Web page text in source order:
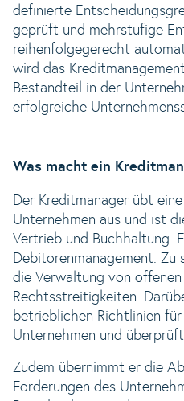
definierte
geprüft und mehrstufige
reihenfolgegerecht
wird das
Bestandteil in der
erfolgreiche
Was macht ein
Der Kreditmanager übt
Unternehmen aus und ist
Vertrieb und Buchhaltung.
Debitorenmanagement. Zu
die Verwaltung von offenen
Rechtsstreitigkeiten.
betrieblichen Richtlinien
Unternehmen und
Zudem übernimmt er die
Forderungen des